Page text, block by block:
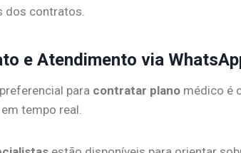
dos contratos.
e Atendimento via
para contratar plano médico é
tempo real.